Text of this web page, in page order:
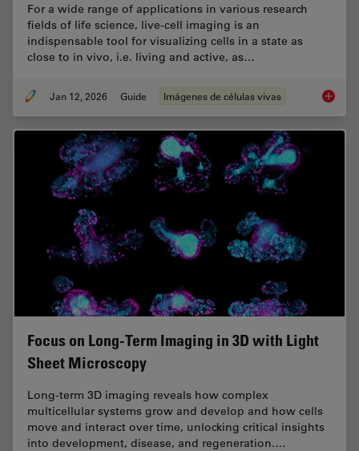
For a wide range of applications in various research
fields of life science, live-cell imaging is an
indispensable tool for visualizing cells in a state as
close to in vivo, i.e. living and active, as…
Jan 12, 2026 Guide Imágenes de células vivas Guide
Focus on Long-Term Imaging in 3D with Light
Sheet Microscopy
Long-term 3D imaging reveals how complex
multicellular systems grow and develop and how cells
move and interact over time, unlocking critical insights
into development, disease, and regeneration.…